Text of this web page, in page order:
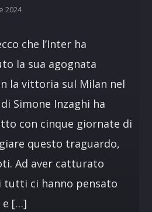
2024
che l’Inter ha
la sua agognata
la vittoria sul Milan nel
Simone Inzaghi ha
con cinque giornate di
questo traguardo,
Ad aver catturato
tutti ci hanno pensato
e […]